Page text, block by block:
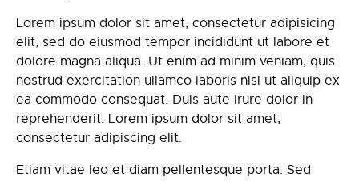
Lorem ipsum dolor sit amet, consectetur adipisicing
elit, sed do eiusmod tempor incididunt ut labore et
dolore magna aliqua. Ut enim ad minim veniam, quis
nostrud exercitation ullamco laboris nisi ut aliquip ex
ea commodo consequat. Duis aute irure dolor in
reprehenderit. Lorem ipsum dolor sit amet,
consectetur adipiscing elit.
Etiam vitae leo et diam pellentesque porta. Sed